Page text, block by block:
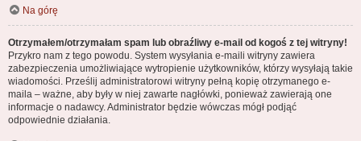
Na górę
Otrzymałem/otrzymałam spam lub obraźliwy e-mail od kogoś z tej witryny!
Przykro nam z tego powodu. System wysyłania e-maili witryny zawiera
zabezpieczenia umożliwiające wytropienie użytkowników, którzy wysyłają takie
wiadomości. Prześlij administratorowi witryny pełną kopię otrzymanego e-
maila – ważne, aby były w niej zawarte nagłówki, ponieważ zawierają one
informacje o nadawcy. Administrator będzie wówczas mógł podjąć
odpowiednie działania.